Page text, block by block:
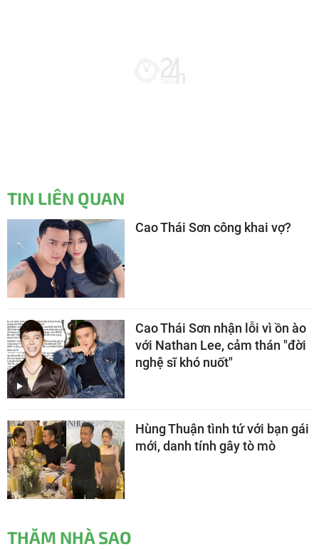
TIN LIÊN QUAN
Cao Thái Sơn công khai vợ?
Cao Thái Sơn nhận lỗi vì ồn ào
với Nathan Lee, cảm thán "đời
nghệ sĩ khó nuốt"
Hùng Thuận tình tứ với bạn gái
mới, danh tính gây tò mò
THĂM NHÀ SAO